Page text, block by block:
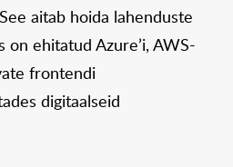
aitab hoida lahenduste
on ehitatud Azure’i, AWS-
frontendi
digitaalseid